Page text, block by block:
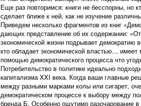
Еще раз повторимся: книги не бесспорны, но
сделает ближе к ней, как не изучение
Приведем несколько фрагментов из книг
дающих представление об их содержании:
экономической жизни подрывает демократию
кто обладает экономической властью… имеет
помощью демократического процесса что
Потребительство в политике идеально
капитализма XXI века. Когда ваши главные
между разными марками колы или сигарет,
демократическом процессе к выбору между
бренда Б. Особенно ощутимо разочарование